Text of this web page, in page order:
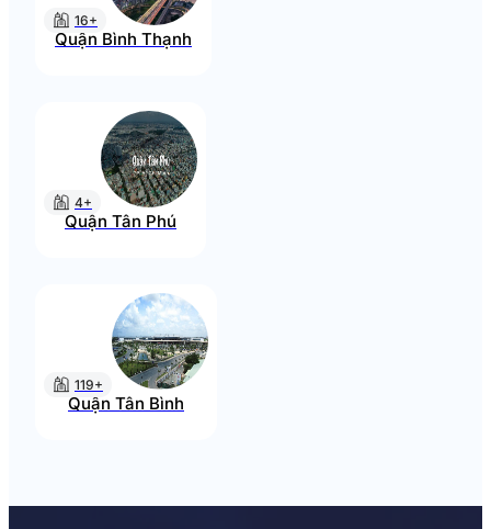
16+
Quận Bình Thạnh
4+
Quận Tân Phú
119+
Quận Tân Bình